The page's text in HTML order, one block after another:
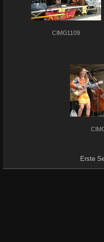
CIMG1109
Erste